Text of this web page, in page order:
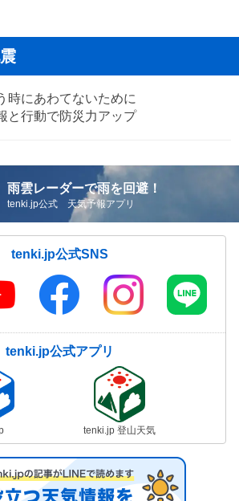
時にあわてないために
と行動で防災力アップ
雨雲レーダーで雨を回避！
tenki.jp公式 天気予報アプリ
tenki.jp公式SNS
tenki.jp公式アプリ
tenki.jp 登山天気